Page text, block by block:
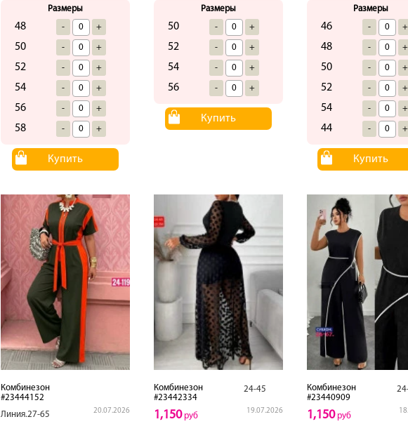
Размеры
48 - +
50 - +
52 - +
54 - +
56 - +
58 - +
Купить
Размеры
50 - +
52 - +
54 - +
56 - +
Купить
Размеры
46 - +
48 - +
50 - +
52 - +
54 - +
44 - +
Купить
Комбинезон
#23444152
Линия.27-65
20.07.2026
Комбинезон
#23442334
24-45
19.07.2026
1,150руб
Комбинезон
#23440909
1,150руб